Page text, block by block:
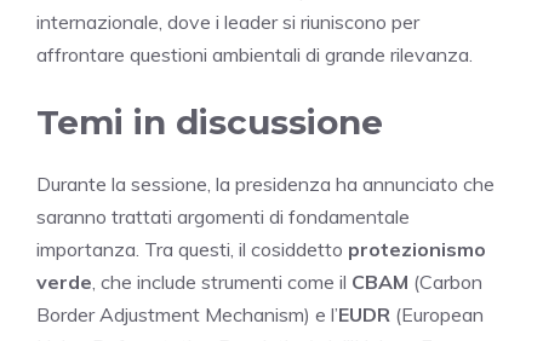
internazionale, dove i leader si riuniscono per
affrontare questioni ambientali di grande rilevanza.
Temi in discussione
Durante la sessione, la presidenza ha annunciato che
saranno trattati argomenti di fondamentale
importanza. Tra questi, il cosiddetto protezionismo
verde, che include strumenti come il CBAM (Carbon
Border Adjustment Mechanism) e l’EUDR (European